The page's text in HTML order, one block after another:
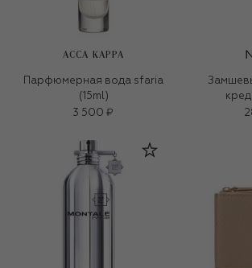
ACCA KAPPA
Парфюмерная вода sfaria
(15ml)
3 500 ₽